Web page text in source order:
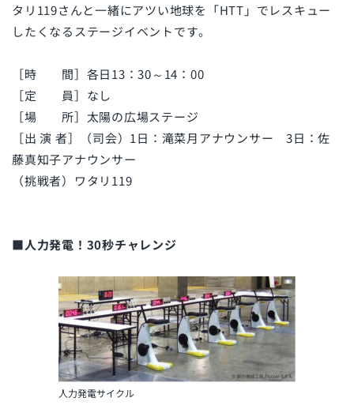
タリ119さんと一緒にアツい地球を「HTT」でレスキュー
したくなるステージイベントです。
［時 間］各日13：30～14：00
［定 員］なし
［場 所］太陽の広場ステージ
［出 演 者］（司会）1日：滝菜月アナウンサー 3日：佐
藤真知子アナウンサー
（挑戦者）ワタリ119
■人力発電！30秒チャレンジ
人力発電サイクル